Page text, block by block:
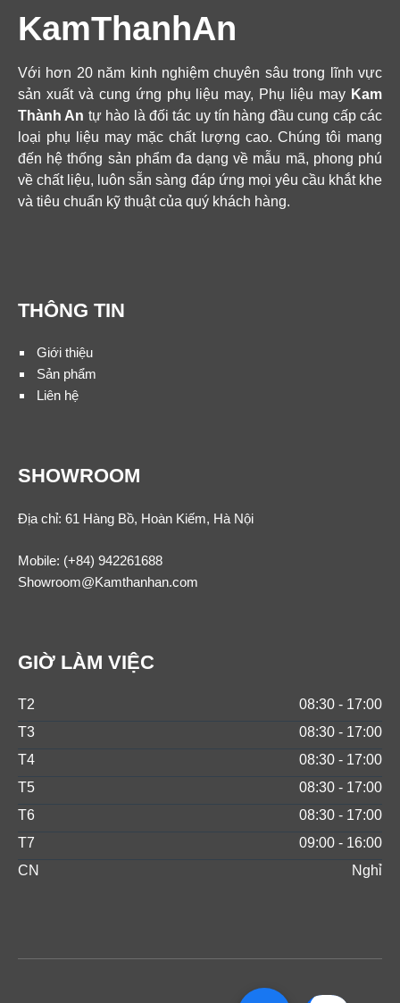
KamThanhAn
Với hơn 20 năm kinh nghiệm chuyên sâu trong lĩnh vực
sản xuất và cung ứng phụ liệu may, Phụ liệu may Kam
Thành An tự hào là đối tác uy tín hàng đầu cung cấp các
loại phụ liệu may mặc chất lượng cao. Chúng tôi mang
đến hệ thống sản phẩm đa dạng về mẫu mã, phong phú
về chất liệu, luôn sẵn sàng đáp ứng mọi yêu cầu khắt khe
và tiêu chuẩn kỹ thuật của quý khách hàng.
THÔNG TIN
Giới thiệu
Sản phẩm
Liên hệ
SHOWROOM
Địa chỉ: 61 Hàng Bồ, Hoàn Kiếm, Hà Nội
Mobile: (+84) 942261688
Showroom@Kamthanhan.com
GIỜ LÀM VIỆC
T2
08:30 - 17:00
T3
08:30 - 17:00
T4
08:30 - 17:00
T5
08:30 - 17:00
T6
08:30 - 17:00
T7
09:00 - 16:00
CN
Nghỉ